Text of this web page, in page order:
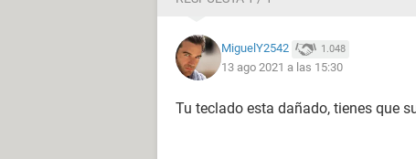
MiguelY2542 1.048
13 ago 2021 a las 15:30
Tu teclado esta dañado, tienes que